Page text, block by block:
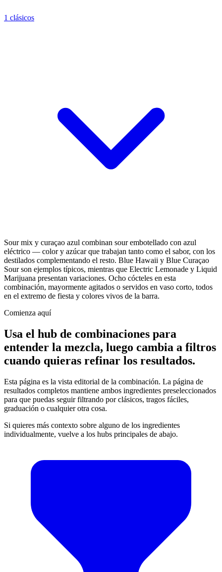
1 clásicos
Sour mix y curaçao azul combinan sour embotellado con azul
eléctrico — color y azúcar que trabajan tanto como el sabor, con los
destilados complementando el resto. Blue Hawaii y Blue Curaçao
Sour son ejemplos típicos, mientras que Electric Lemonade y Liquid
Marijuana presentan variaciones. Ocho cócteles en esta
combinación, mayormente agitados o servidos en vaso corto, todos
en el extremo de fiesta y colores vivos de la barra.
Comienza aquí
Usa el hub de combinaciones para
entender la mezcla, luego cambia a filtros
cuando quieras refinar los resultados.
Esta página es la vista editorial de la combinación. La página de
resultados completos mantiene ambos ingredientes preseleccionados
para que puedas seguir filtrando por clásicos, tragos fáciles,
graduación o cualquier otra cosa.
Si quieres más contexto sobre alguno de los ingredientes
individualmente, vuelve a los hubs principales de abajo.